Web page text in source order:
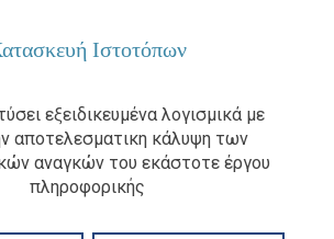
Ιστοτόπων
εξειδικευμένα λογισμικά με
αποτελεσματικη κάλυψη των
αναγκών του εκάστοτε έργου
πληροφορικής